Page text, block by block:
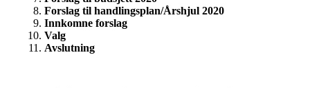
Forslag til handlingsplan/Årshjul 2020
Innkomne forslag
Valg
Avslutning